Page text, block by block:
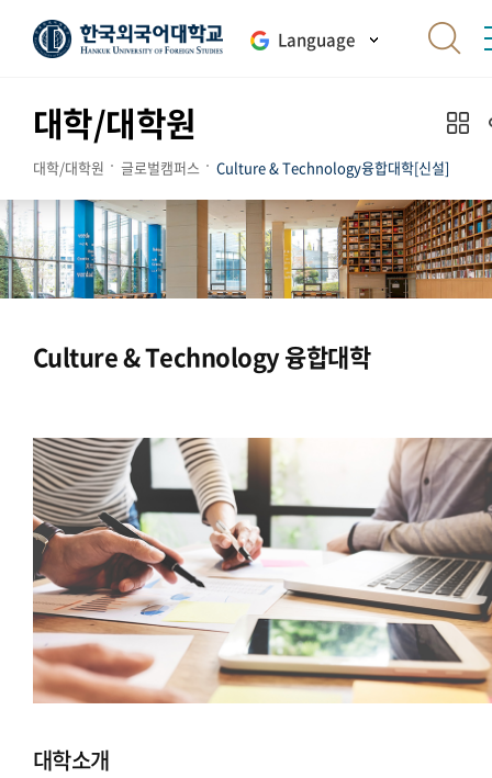
Language
대학/대학원
대학/대학원 글로벌캠퍼스 Culture & Technology융합대학[신설]
Culture & Technology 융합대학
대학소개